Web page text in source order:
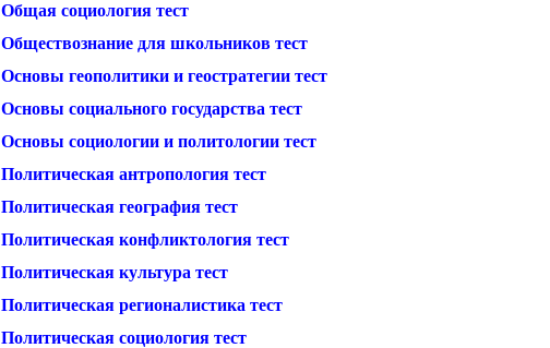
Общая социология тест
Обществознание для школьников тест
Основы геополитики и геостратегии тест
Основы социального государства тест
Основы социологии и политологии тест
Политическая антропология тест
Политическая география тест
Политическая конфликтология тест
Политическая культура тест
Политическая регионалистика тест
Политическая социология тест